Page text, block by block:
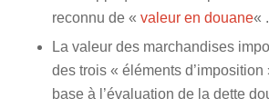
reconnu de « valeur en douane« .
La valeur des marchandises
des trois « éléments d’imposition
base à l’évaluation de la dette